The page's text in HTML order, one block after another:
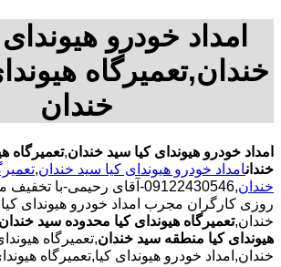
امداد خودرو
خندان,تعمیرگاه
خندان
امداد خودرو هیوندای کیا سید خندان,تعمیرگاه
خندانامداد خودرو هیوندای کیا سید خندان,
خندان
,09122430546-آقای رحیمی-با
روزی کارگران مجرب امداد خودرو هیوندای
خندان,تعمیرگاه هیوندای کیا محدوده سید خندان
هیوندای کیا منطقه سید خندان,تعمیرگاه
خندان,امداد خودرو هیوندای کیا,تعمیرگاه